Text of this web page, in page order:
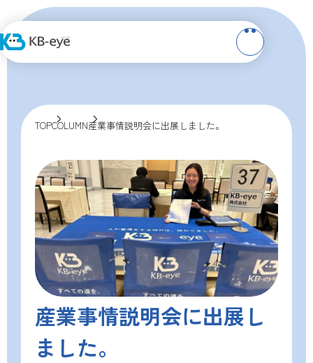
TOPCOLUMN産業事情説明会に出展しました。
産業事情説明会に出展し
ました。